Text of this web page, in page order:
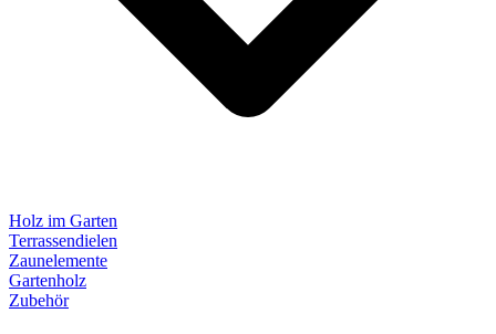
Holz im Garten
Terrassendielen
Zaunelemente
Gartenholz
Zubehör